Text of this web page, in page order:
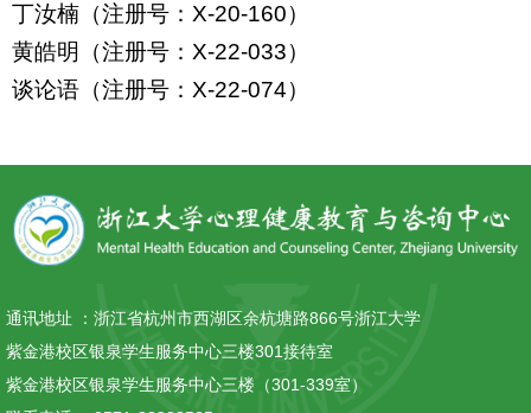
丁汝楠（注册号： X-20-160）
黄皓明（注册号： X-22-033）
谈论语（注册号： X-22-074）
通讯地址 ： 浙江省杭州市西湖区余杭塘路866号浙江大学
紫金港校区银泉学生服务中心三楼301接待室
紫金港校区银泉学生服务中心三楼（301-339室）